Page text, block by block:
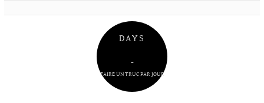
DAYS
–
FAIRE UN TRUC PAR JOUR